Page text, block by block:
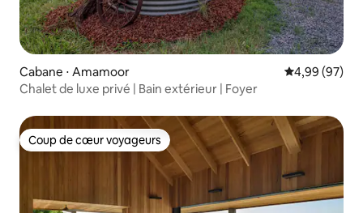
Cabane ⋅ Amamoor Évaluation
4,99 (97)
Chalet de luxe privé | Bain extérieur | Foyer
Coup de cœur voyageurs
Coup de cœur voyageurs